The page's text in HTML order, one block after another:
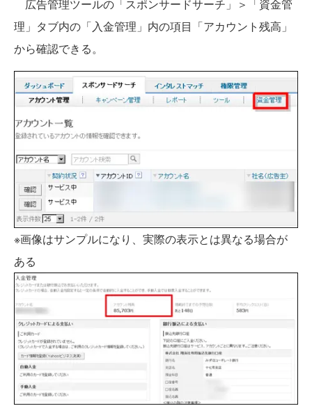
広告管理ツールの「スポンサードサーチ」＞「資金管
理」タブ内の「入金管理」内の項目「アカウント残高」
から確認できる。
※画像はサンプルになり、実際の表示とは異なる場合が
ある